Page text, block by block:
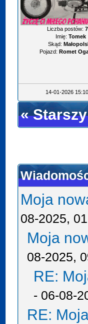
Liczba postów:
Imię: Tomek
Skąd:
Pojazd: Romet
14-01-2026
«
Moja
08-2025,
Moja
08-2025,
RE:
- 06-08-
RE: